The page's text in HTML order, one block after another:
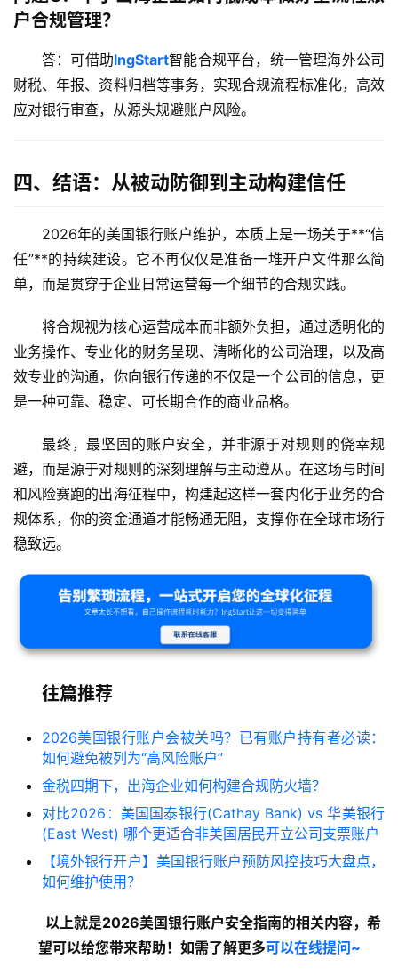
户合规管理？
答：可借助lngStart智能合规平台，统一管理海外公司
财税、年报、资料归档等事务，实现合规流程标准化，高效
应对银行审查，从源头规避账户风险。
四、结语：从被动防御到主动构建信任
2026年的美国银行账户维护，本质上是一场关于**“信
任”**的持续建设。它不再仅仅是准备一堆开户文件那么简
单，而是贯穿于企业日常运营每一个细节的合规实践。
将合规视为核心运营成本而非额外负担，通过透明化的
业务操作、专业化的财务呈现、清晰化的公司治理，以及高
效专业的沟通，你向银行传递的不仅是一个公司的信息，更
是一种可靠、稳定、可长期合作的商业品格。
最终，最坚固的账户安全，并非源于对规则的侥幸规
避，而是源于对规则的深刻理解与主动遵从。在这场与时间
和风险赛跑的出海征程中，构建起这样一套内化于业务的合
规体系，你的资金通道才能畅通无阻，支撑你在全球市场行
稳致远。
往篇推荐
2026美国银行账户会被关吗？已有账户持有者必读：
如何避免被列为“高风险账户”
金税四期下，出海企业如何构建合规防火墙？
对比2026：美国国泰银行(Cathay Bank) vs 华美银行
(East West) 哪个更适合非美国居民开立公司支票账户
【境外银行开户】美国银行账户预防风控技巧大盘点，
如何维护使用？
以上就是2026美国银行账户安全指南的相关内容，希
望可以给您带来帮助！如需了解更多可以在线提问~